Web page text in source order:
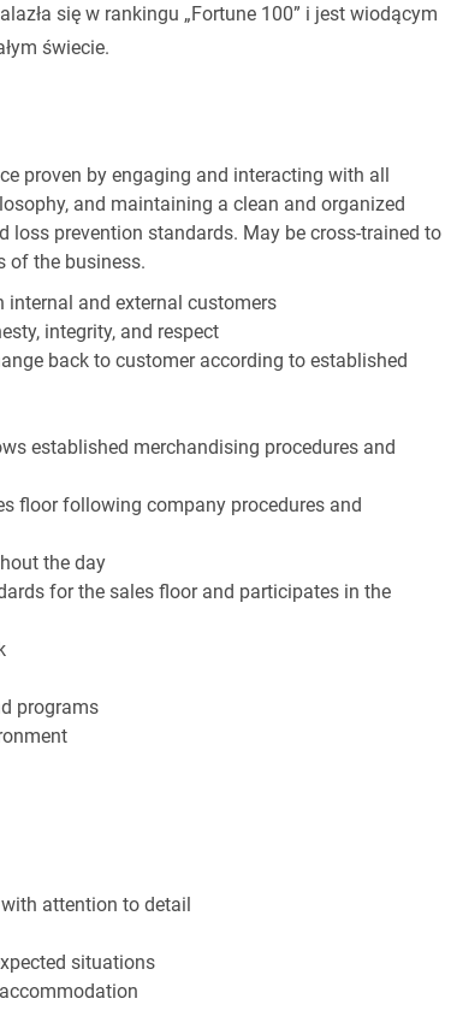
się w rankingu „Fortune 100” i jest wiodącym
świecie.
proven by engaging and interacting with all
and maintaining a clean and organized
loss prevention standards. May be cross-trained to
of the business.
internal and external customers
integrity, and respect
back to customer according to established
established merchandising procedures and
floor following company procedures and
the day
for the sales floor and participates in the
programs
attention to detail
situations